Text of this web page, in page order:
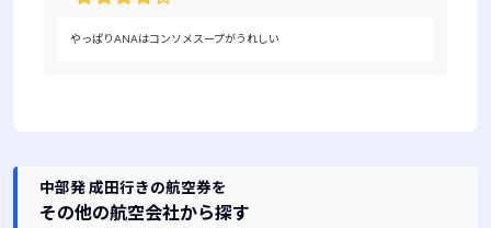
やっぱりANAはコンソメスープがうれしい
中部発 成田行きの航空券を
その他の航空会社から探す